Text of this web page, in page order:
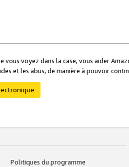
vous voyez dans la case, vous aider
et les abus, de manière à pouvoir
Politiques du programme